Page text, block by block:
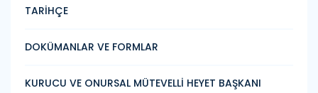
TARİHÇE
DOKÜMANLAR VE FORMLAR
KURUCU VE ONURSAL MÜTEVELLİ HEYET BAŞKANI